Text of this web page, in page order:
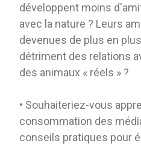
développent moins
avec la nature ? Leurs
devenues de plus en
détriment des relations
des animaux « réels » ?
• Souhaiteriez-vous
consommation des
conseils pratiques pour